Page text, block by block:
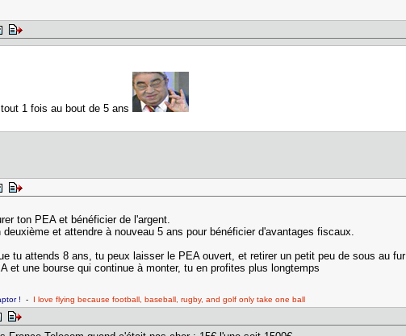
1 fois au bout de 5 ans
ton PEA et bénéficier de l'argent.
et attendre à nouveau 5 ans pour bénéficier d'avantages fiscaux.
tu attends 8 ans, tu peux laisser le PEA ouvert, et retirer un petit peu de sous au
et une bourse qui continue à monter, tu en profites plus longtemps
!
- I love flying because football, baseball, rugby, and golf only take one ball